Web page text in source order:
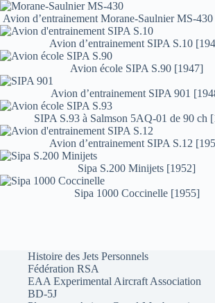
Avion d’entrainement Morane-Saulnier MS-
Avion d’entrainement SIPA S.10
Avion école SIPA S.90 [1947]
Avion d’entrainement SIPA 901
SIPA S.93 à Salmson 5AQ-01 de 90 ch
Avion d’entrainement SIPA S.12
Sipa S.200 Minijets [1952]
Sipa 1000 Coccinelle [1955]
Histoire des Jets Personnels
Fédération RSA
EAA Experimental Aircraft Association
BD-5J